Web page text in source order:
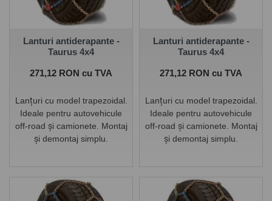
Lanturi antiderapante -
Taurus 4x4
Pret
271,12 RON cu TVA
Lanțuri cu model trapezoidal.
Ideale pentru autovehicule
off-road și camionete. Montaj
și demontaj simplu.
Lanturi antiderapante -
Taurus 4x4
Pret
271,12 RON cu TVA
Lanțuri cu model trapezoidal.
Ideale pentru autovehicule
off-road și camionete. Montaj
și demontaj simplu.